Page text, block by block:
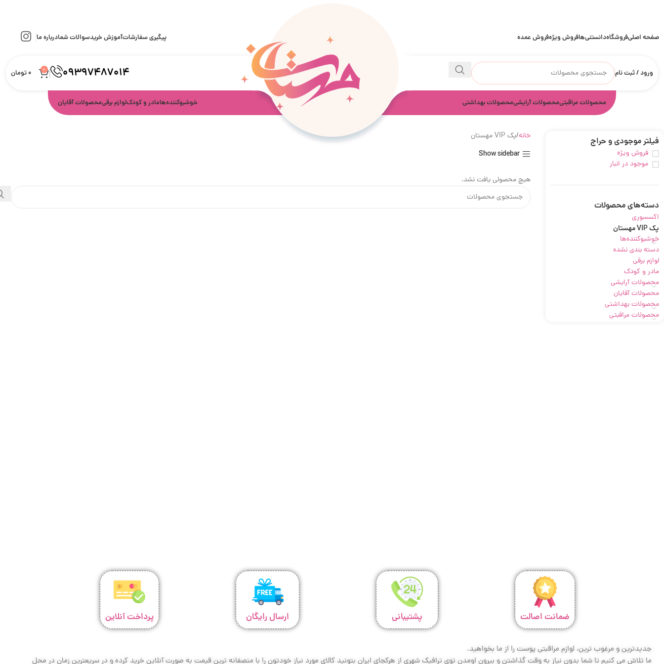
صفحه اصلیفروشگاهدانستنی‌هافروش ویژهفروش عمده پیگیری سفارشاتآموزش خریدسوالات شمادرباره ما
ورود / ثبت نام 09397487014
0
0تومان
محصولات مراقبتیمحصولات آرایشیمحصولات بهداشتی خوشبوکننده‌هامادر و کودکلوازم برقیمحصولات آقایان
فیلتر موجودی و حراج
فروش ویژه
موجود در انبار
دسته‌های محصولات
اکسسوری
پک VIP مهستان
خوشبوکننده‌ها
دسته بندی نشده
لوازم برقی
مادر و کودک
محصولات آرایشی
محصولات آقایان
محصولات بهداشتی
محصولات مراقبتی
خانه پک VIP مهستان
Show sidebar
هیچ محصولی یافت نشد.
ضمانت اصالت پشتیبانی ارسال رایگان پرداخت آنلاین
جدیدترین و مرغوب ترین، لوازم مراقبتی پوست را از ما بخواهید.
ما تلاش می کنیم تا شما بدون نیاز به وقت گذاشتن و بیرون اومدن توی ترافیک شهری از هرکجای ایران بتونید کالای مورد نیاز خودتون را با منصفانه ترین قیمت به صورت آنلاین خرید کرده و در سریعترین زمان در محل